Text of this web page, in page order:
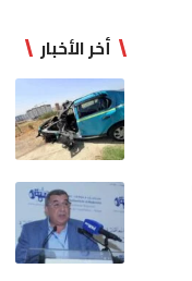
أخر الأخبار